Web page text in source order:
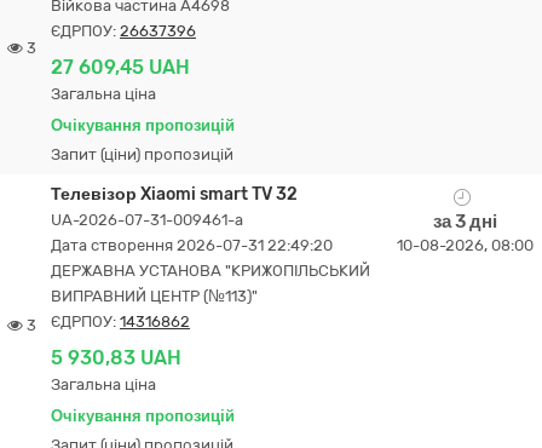
3
Війкова частина А4698
ЄДРПОУ: 26637396
27 609,45 UAH
Загальна ціна
Очікування пропозицій
Запит (ціни) пропозицій
3
Телевізор Xiaomi smart TV 32
UA-2026-07-31-009461-a
Дата створення 2026-07-31 22:49:20
ДЕРЖАВНА УСТАНОВА "КРИЖОПІЛЬСЬКИЙ
ВИПРАВНИЙ ЦЕНТР (№113)"
ЄДРПОУ: 14316862
5 930,83 UAH
Загальна ціна
Очікування пропозицій
за 3 дні
10-08-2026, 08:00